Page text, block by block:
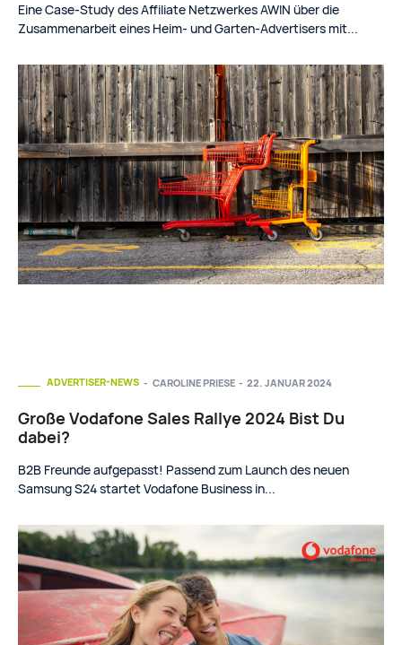
Eine Case-Study des Affiliate Netzwerkes AWIN über die
Zusammenarbeit eines Heim- und Garten-Advertisers mit...
ADVERTISER-NEWS
Große Vodafone Sales Rallye 2024 Bist Du
dabei?
CAROLINE PRIESE - 22. JANUAR 2024
B2B Freunde aufgepasst! Passend zum Launch des neuen
Samsung S24 startet Vodafone Business in...